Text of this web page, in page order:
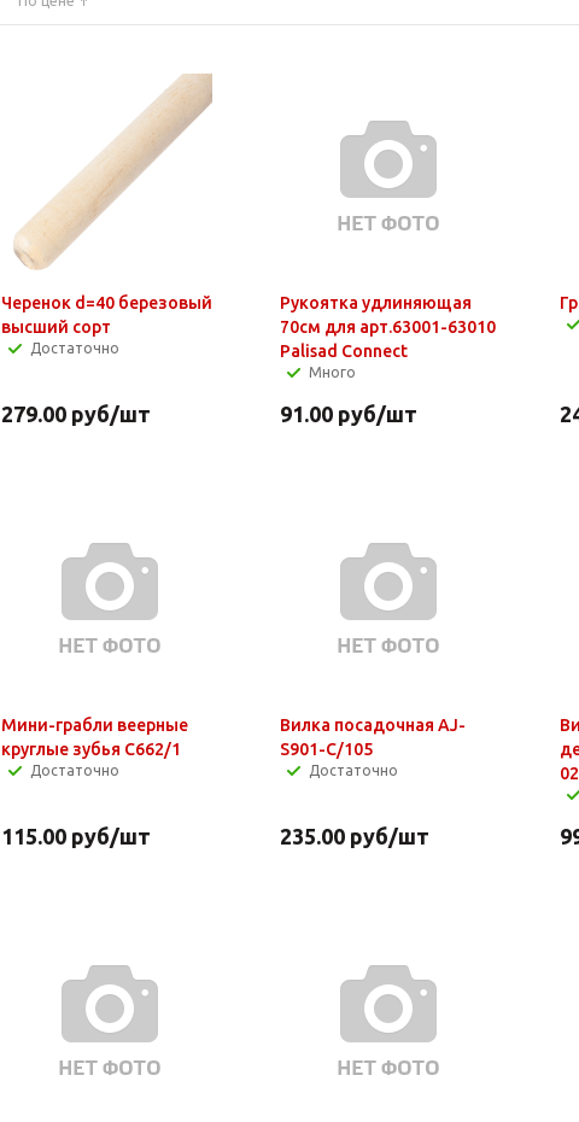
Черенок d=40 березовый
высший сорт
Достаточно
279.00руб/шт
Рукоятка удлиняющая
70см для арт.63001-63010
Palisad Connect
Много
91.00 руб/шт
Мини-грабли веерные
круглые зубья С662/1
Достаточно
115.00руб/шт
Вилка посадочная AJ-
S901-C/105
Достаточно
235.00 руб/шт